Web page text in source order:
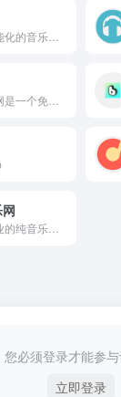
您必须登录才能参与
立即登录